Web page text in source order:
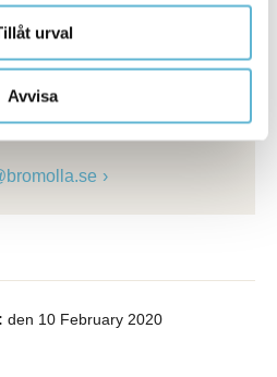
urval
Avvisa
den 10 February 2020